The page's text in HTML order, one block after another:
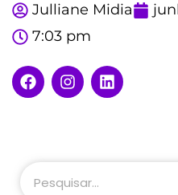
Julliane Midia
7:03 pm